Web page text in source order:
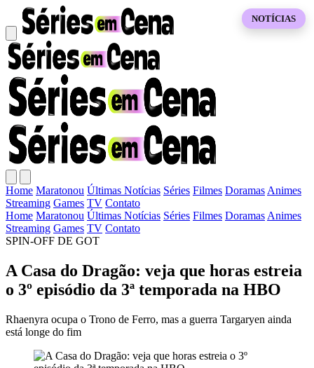
Home Maratonou Últimas Notícias Séries Filmes Doramas Animes
Streaming Games TV Contato
Home Maratonou Últimas Notícias Séries Filmes Doramas Animes
Streaming Games TV Contato
SPIN-OFF DE GOT
A Casa do Dragão: veja que horas estreia
o 3º episódio da 3ª temporada na HBO
Rhaenyra ocupa o Trono de Ferro, mas a guerra Targaryen ainda
está longe do fim
NOTÍCIAS